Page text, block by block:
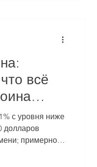
всё
ETF
с уровня ниже
долларов
примерно